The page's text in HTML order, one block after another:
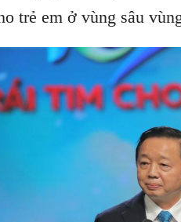
trẻ em ở vùng sâu